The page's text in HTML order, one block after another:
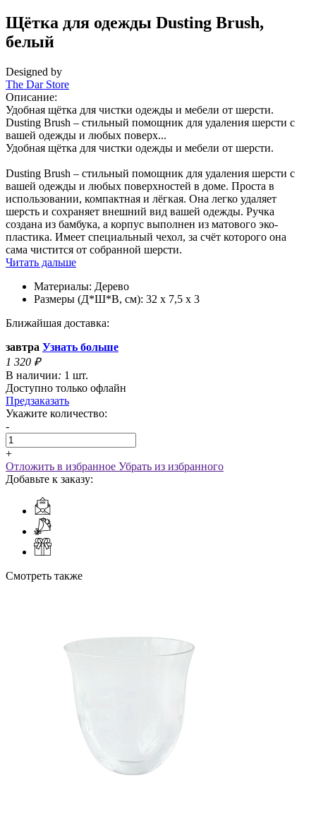
Щётка для одежды Dusting Brush,
белый
Designed by
The Dar Store
Описание:
Удобная щётка для чистки одежды и мебели от шерсти.
Dusting Brush – стильный помощник для удаления шерсти с
вашей одежды и любых поверх...
Удобная щётка для чистки одежды и мебели от шерсти.
Dusting Brush – стильный помощник для удаления шерсти с
вашей одежды и любых поверхностей в доме. Проста в
использовании, компактная и лёгкая. Она легко удаляет
шерсть и сохраняет внешний вид вашей одежды. Ручка
создана из бамбука, а корпус выполнен из матового эко-
пластика. Имеет специальный чехол, за счёт которого она
сама чистится от собранной шерсти.
Читать дальше
Материалы: Дерево
Размеры (Д*Ш*В, см): 32 x 7,5 x 3
Ближайшая доставка:
завтра Узнать больше
1 320 ₽
В наличии: 1 шт.
Доступно только офлайн
Предзаказать
Укажите количество:
-
+
Отложить в избранное Убрать из избранного
Добавьте к заказу:
Смотреть также